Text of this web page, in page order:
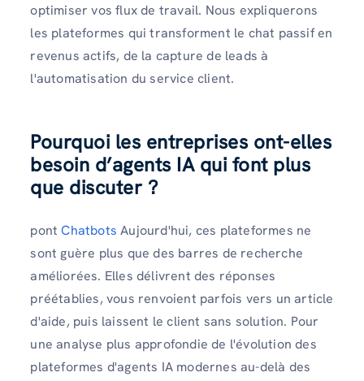
optimiser vos flux de travail. Nous expliquerons
les plateformes qui transforment le chat passif en
revenus actifs, de la capture de leads à
l'automatisation du service client.
Pourquoi les entreprises ont-elles
besoin d’agents IA qui font plus
que discuter ?
pontChatbots Aujourd'hui, ces plateformes ne
sont guère plus que des barres de recherche
améliorées. Elles délivrent des réponses
préétablies, vous renvoient parfois vers un article
d'aide, puis laissent le client sans solution. Pour
une analyse plus approfondie de l'évolution des
plateformes d'agents IA modernes au-delà des